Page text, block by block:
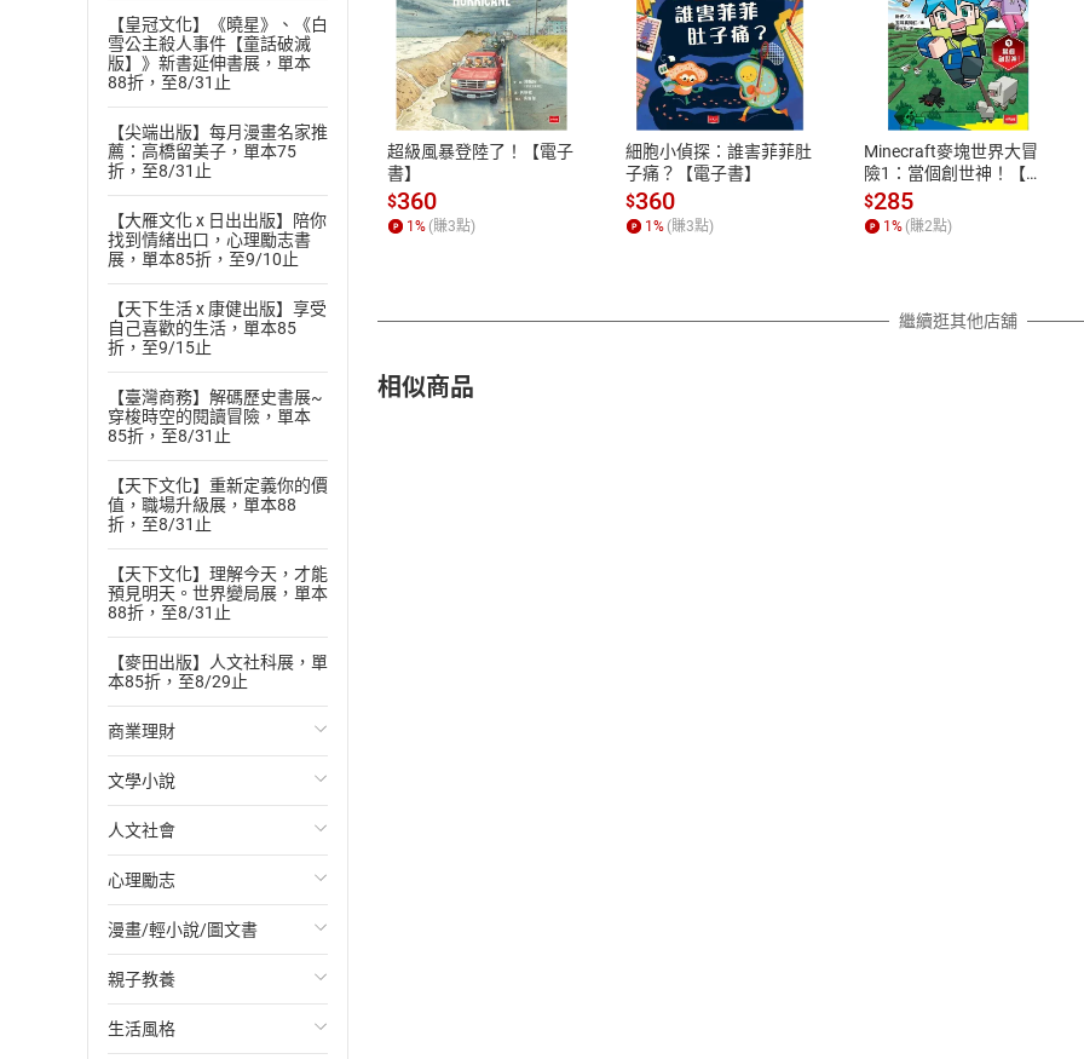
【皇冠文化】《曉星》、《白
雪公主殺人事件【童話破滅
版】》新書延伸書展，單本
88折，至8/31止
【尖端出版】每月漫畫名家推
薦：高橋留美子，單本75
折，至8/31止
【大雁文化 x 日出出版】陪你
找到情緒出口，心理勵志書
展，單本85折，至9/10止
【天下生活 x 康健出版】享受
自己喜歡的生活，單本85
折，至9/15止
【臺灣商務】解碼歷史書展~
穿梭時空的閱讀冒險，單本
85折，至8/31止
【天下文化】重新定義你的價
值，職場升級展，單本88
折，至8/31止
【天下文化】理解今天，才能
預見明天。世界變局展，單本
88折，至8/31止
【麥田出版】人文社科展，單
本85折，至8/29止
商業理財
投資理財
經濟/趨勢
財務/金融
管理/領導
職場工作術
成功法
文學小說
歐美文學
日本文學
韓國文學
華文文學
經典文學
人文社會
國際關係
政治
社會科學
台灣/中國歷史
心理勵志
心靈成長/情緒
人際關係
兩性關係
漫畫/輕小說/圖文書
輕小說
奇幻/科幻
親子教養
教育現場
生活風格
付款方式
ATM轉帳、信用卡、LINE PAY、AFTEE
退換貨規範
本店是否提供消費者保護法七日猶
之權利，遽消費者保護法及通訊交
除權合理例外情事適用準則，依商
質各有不同規定。詳細退換貨說明
照各商品說明。
超級風暴登陸了！【電子
書】
$360
1 % (賺3點)
細胞小偵探：誰害菲菲肚
子痛？【電子書】
$360
1 % (賺3點)
Minecraft麥塊世界大冒
險1：當個創世神！【電
子書】
$285
1 % (賺2點)
繼續逛其他店舖
相似商品